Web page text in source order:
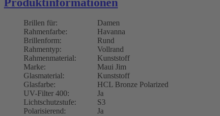
Brillen für:
Damen
Rahmenfarbe:
Havanna
Brillenform:
Rund
Rahmentyp:
Vollrand
Rahmenmaterial:
Kunststoff
Marke:
Maui Jim
Glasmaterial:
Kunststoff
Glasfarbe:
HCL Bronze Polarized
UV-Filter 400:
Ja
Lichtschutzstufe:
S3
Polarisierend:
Ja